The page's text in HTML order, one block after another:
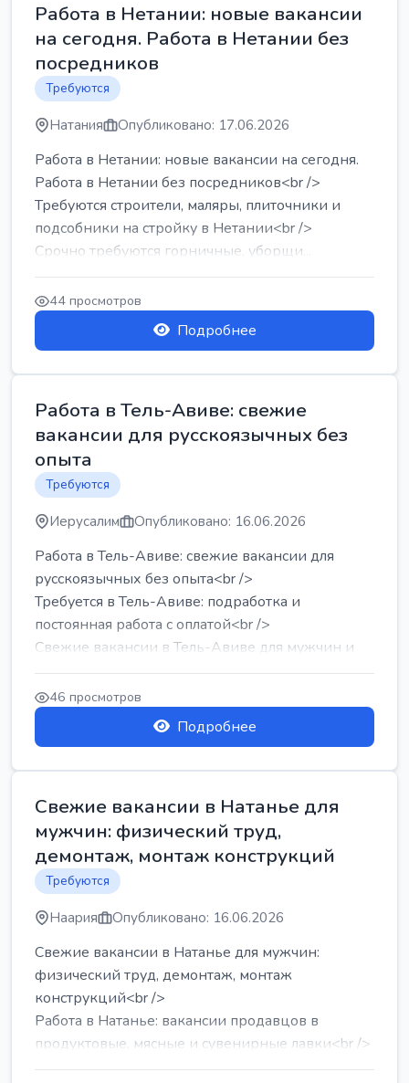
Работа в Нетании: новые вакансии
на сегодня. Работа в Нетании без
посредников
Требуются
Натания Опубликовано: 17.06.2026
Работа в Нетании: новые вакансии на сегодня.
Работа в Нетании без посредников<br />
Требуются строители, маляры, плиточники и
подсобники на стройку в Нетании<br />
Срочно требуются горничные, уборщи...
44 просмотров
Подробнее
Работа в Тель-Авиве: свежие
вакансии для русскоязычных без
опыта
Требуются
Иерусалим Опубликовано: 16.06.2026
Работа в Тель-Авиве: свежие вакансии для
русскоязычных без опыта<br />
Требуется в Тель-Авиве: подработка и
постоянная работа с оплатой<br />
Свежие вакансии в Тель-Авиве для мужчин и
женщин от хозя...
46 просмотров
Подробнее
Свежие вакансии в Натанье для
мужчин: физический труд,
демонтаж, монтаж конструкций
Требуются
Наария Опубликовано: 16.06.2026
Свежие вакансии в Натанье для мужчин:
физический труд, демонтаж, монтаж
конструкций<br />
Работа в Натанье: вакансии продавцов в
продуктовые, мясные и сувенирные лавки<br />
Разнорабочий на сборку м...